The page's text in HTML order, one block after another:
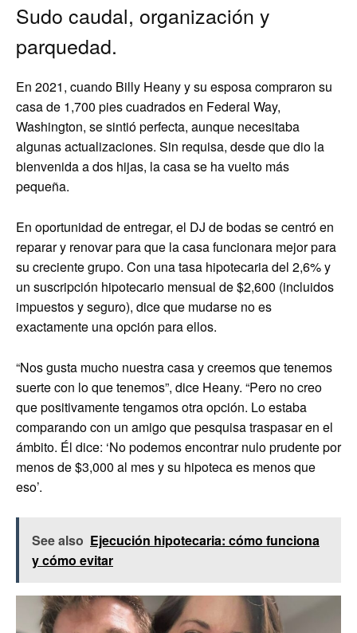
Sudo caudal, organización y
parquedad.
En 2021, cuando Billy Heany y su esposa compraron su
casa de 1,700 pies cuadrados en Federal Way,
Washington, se sintió perfecta, aunque necesitaba
algunas actualizaciones. Sin requisa, desde que dio la
bienvenida a dos hijas, la casa se ha vuelto más
pequeña.
En oportunidad de entregar, el DJ de bodas se centró en
reparar y renovar para que la casa funcionara mejor para
su creciente grupo. Con una tasa hipotecaria del 2,6% y
un suscripción hipotecario mensual de $2,600 (incluidos
impuestos y seguro), dice que mudarse no es
exactamente una opción para ellos.
“Nos gusta mucho nuestra casa y creemos que tenemos
suerte con lo que tenemos”, dice Heany. “Pero no creo
que positivamente tengamos otra opción. Lo estaba
comparando con un amigo que pesquisa traspasar en el
ámbito. Él dice: ‘No podemos encontrar nulo prudente por
menos de $3,000 al mes y su hipoteca es menos que
eso’.
See also Ejecución hipotecaria: cómo funciona
y cómo evitar